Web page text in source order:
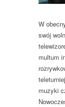
W
swój
multum
muzyki